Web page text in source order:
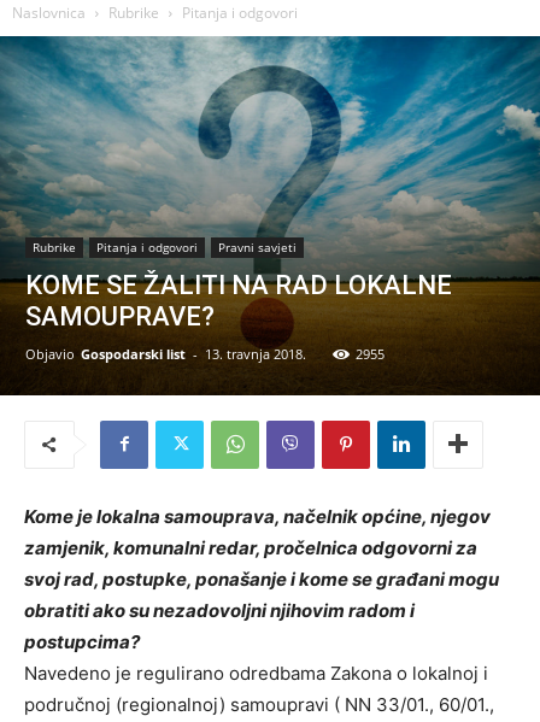
Naslovnica Rubrike Pitanja i odgovori
Rubrike Pitanja i odgovori Pravni savjeti
KOME SE ŽALITI NA RAD LOKALNE
SAMOUPRAVE?
Objavio Gospodarski list - 13. travnja 2018. 2955
Kome je lokalna samouprava, načelnik općine, njegov
zamjenik, komunalni redar, pročelnica odgovorni za
svoj rad, postupke, ponašanje i kome se građani mogu
obratiti ako su nezadovoljni njihovim radom i
postupcima?
Navedeno je regulirano odredbama Zakona o lokalnoj i
područnoj (regionalnoj) samoupravi ( NN 33/01., 60/01.,